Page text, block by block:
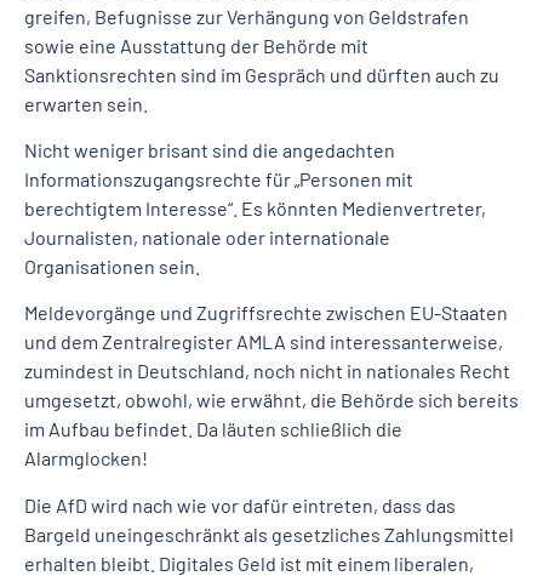
greifen, Befugnisse zur Verhängung von Geldstrafen
sowie eine Ausstattung der Behörde mit
Sanktionsrechten sind im Gespräch und dürften auch zu
erwarten sein.
Nicht weniger brisant sind die angedachten
Informationszugangsrechte für „Personen mit
berechtigtem Interesse“. Es könnten Medienvertreter,
Journalisten, nationale oder internationale
Organisationen sein.
Meldevorgänge und Zugriffsrechte zwischen EU-Staaten
und dem Zentralregister AMLA sind interessanterweise,
zumindest in Deutschland, noch nicht in nationales Recht
umgesetzt, obwohl, wie erwähnt, die Behörde sich bereits
im Aufbau befindet. Da läuten schließlich die
Alarmglocken!
Die AfD wird nach wie vor dafür eintreten, dass das
Bargeld uneingeschränkt als gesetzliches Zahlungsmittel
erhalten bleibt. Digitales Geld ist mit einem liberalen,